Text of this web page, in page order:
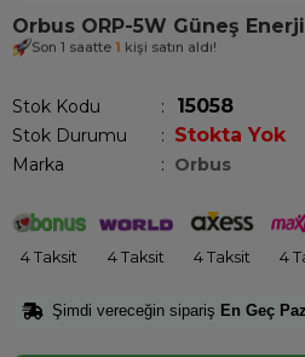
Orbus ORP-5W Güneş
Son 1 saatte 1 kişi satın aldı!
Stok Kodu 15058
Stok Durumu : Stokta Yok
Marka : Orbus
4 Taksit 4 Taksit 4 Taksit 4
Şimdi vereceğin sipariş En Geç